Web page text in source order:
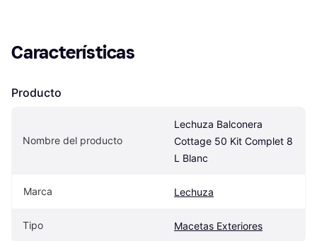
Características
Producto
Nombre del producto
Lechuza Balconera
Cottage 50 Kit Complet 8
L Blanc
Marca Lechuza
Tipo Macetas Exteriores